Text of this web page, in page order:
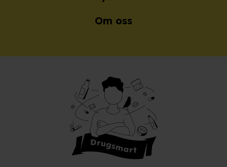
Om oss